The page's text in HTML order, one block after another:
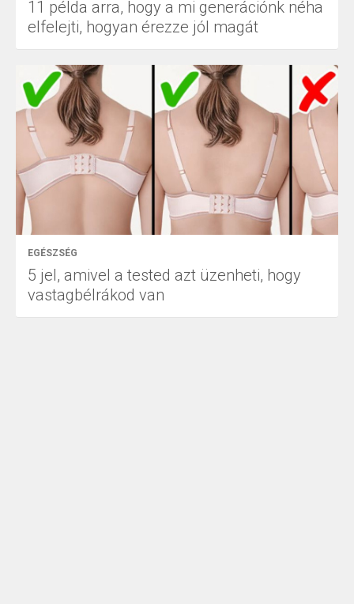
11 példa arra, hogy a mi generációnk néha
elfelejti, hogyan érezze jól magát
EGÉSZSÉG
5 jel, amivel a tested azt üzenheti, hogy
vastagbélrákod van